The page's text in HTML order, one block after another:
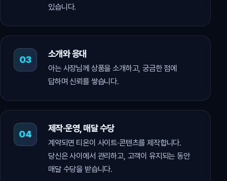
있습니다.
소개와 응대
아는 사장님께 상품을 소개하고, 궁금한 점에
답하며 신뢰를 쌓습니다.
제작·운영, 매달 수당
계약되면 티온이 사이트·콘텐츠를 제작합니다.
당신은 사이에서 관리하고, 고객이 유지되는 동안
매달 수당을 받습니다.